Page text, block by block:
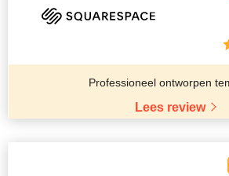
Professioneel ontworpen
Lees review